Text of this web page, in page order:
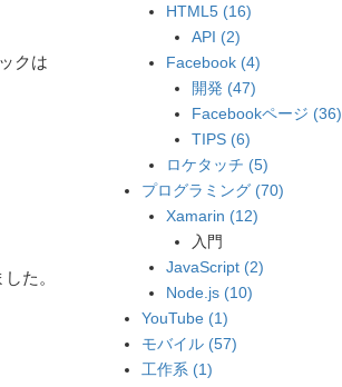
クは
た。
HTML5 (16)
API (2)
Facebook (4)
開発 (47)
Facebookページ (36)
TIPS (6)
ロケタッチ (5)
プログラミング (70)
Xamarin (12)
入門
JavaScript (2)
Node.js (10)
YouTube (1)
モバイル (57)
工作系 (1)